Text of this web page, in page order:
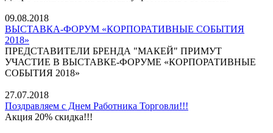
09.08.2018
ВЫСТАВКА-ФОРУМ «КОРПОРАТИВНЫЕ СОБЫТИЯ
2018»
ПРЕДСТАВИТЕЛИ БРЕНДА "МАКЕЙ" ПРИМУТ
УЧАСТИЕ В ВЫСТАВКЕ-ФОРУМЕ «КОРПОРАТИВНЫЕ
СОБЫТИЯ 2018»
27.07.2018
Поздравляем с Днем Работника Торговли!!!
Акция 20% скидка!!!